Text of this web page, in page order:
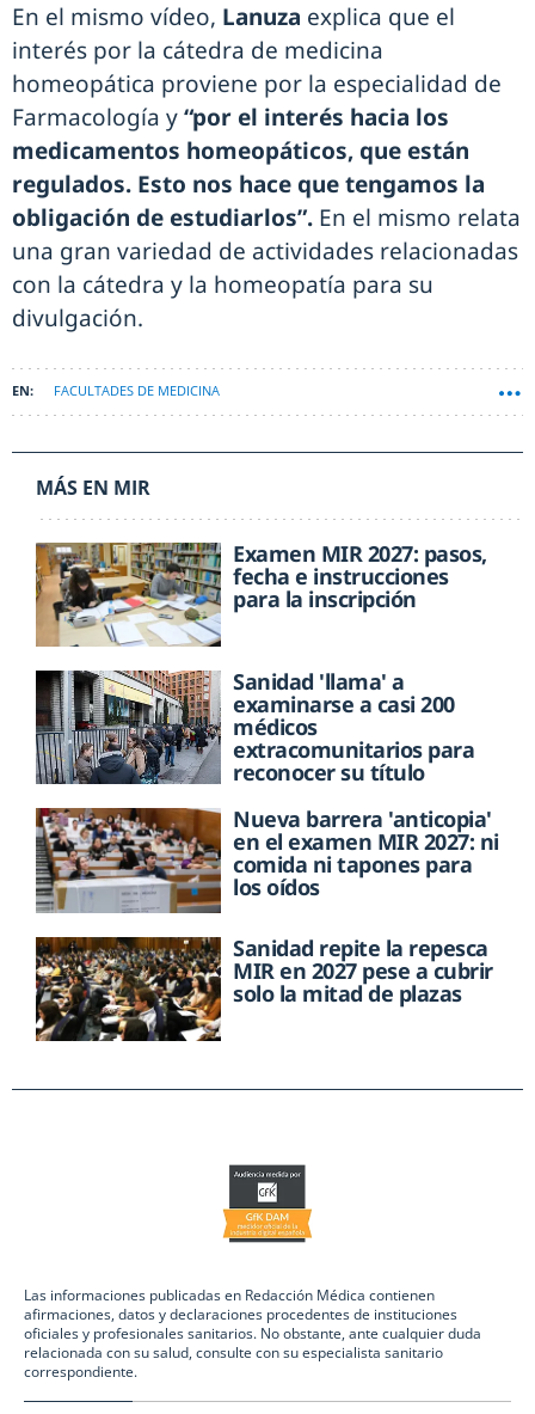
En el mismo vídeo, Lanuza explica que el
interés por la cátedra de medicina
homeopática proviene por la especialidad de
Farmacología y“por el interés hacia los
medicamentos homeopáticos, que están
regulados. Esto nos hace que tengamos la
obligación de estudiarlos”. En el mismo relata
una gran variedad de actividades relacionadas
con la cátedra y la homeopatía para su
divulgación.
FACULTADES DE MEDICINA
MÁS EN MIR
Examen MIR 2027: pasos,
fecha e instrucciones
para la inscripción
Sanidad 'llama' a
examinarse a casi 200
médicos
extracomunitarios para
reconocer su título
Nueva barrera 'anticopia'
en el examen MIR 2027: ni
comida ni tapones para
los oídos
Sanidad repite la repesca
MIR en 2027 pese a cubrir
solo la mitad de plazas
Las informaciones publicadas en Redacción Médica contienen
afirmaciones, datos y declaraciones procedentes de instituciones
oficiales y profesionales sanitarios. No obstante, ante cualquier duda
relacionada con su salud, consulte con su especialista sanitario
correspondiente.